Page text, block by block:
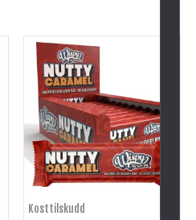
Kosttilskudd